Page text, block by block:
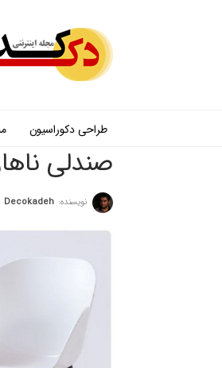
طراحی دکوراسیون
صندلی
نویسنده: Decokadeh